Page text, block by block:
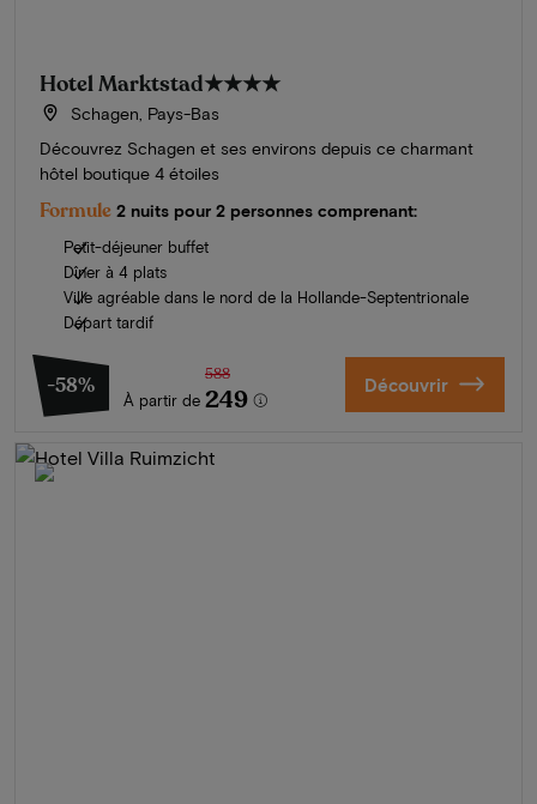
Hotel Marktstad★★★★
Schagen, Pays-Bas
Découvrez Schagen et ses environs depuis ce charmant
hôtel boutique 4 étoiles
Formule 2 nuits pour 2 personnes comprenant:
Petit-déjeuner buffet
Dîner à 4 plats
Ville agréable dans le nord de la Hollande-Septentrionale
Départ tardif
-58%
À partir de
588
249 Découvrir